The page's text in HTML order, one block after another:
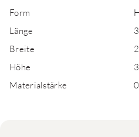
Form
Länge
Breite
Höhe
Materialstärke